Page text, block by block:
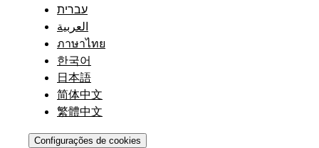
עברית
العربية
ภาษาไทย
한국어
日本語
简体中文
繁體中文
Configurações de cookies